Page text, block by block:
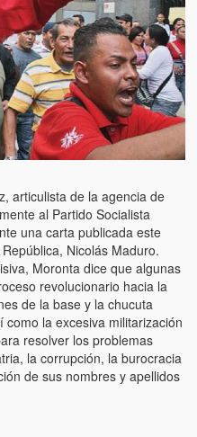
(The Jerk and the Reds in
chavistas)
de los niños” (The mockery of
and El Mono… armed)
Lina?
clausurados por el
de Chávez desde que tomó el
de 2009
articulista de la agencia de
al Partido Socialista
una carta publicada este
Nicolás Maduro.
Moronta dice que algunas
revolucionario hacia la
de la base y la chucuta
la excesiva militarización
resolver los problemas
la corrupción, la burocracia
de sus nombres y apellidos